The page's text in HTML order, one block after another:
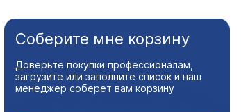
Соберите мне корзину
Доверьте покупки профессионалам,
загрузите или заполните список и наш
менеджер соберет вам корзину